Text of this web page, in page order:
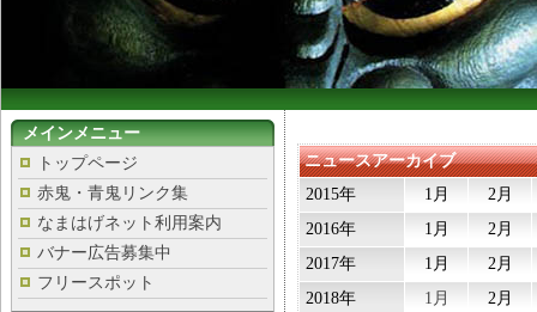
メインメニュー
トップページ
赤鬼・青鬼リンク集
なまはげネット利用案内
バナー広告募集中
フリースポット
ニュースアーカイブ
2015年
1月
2月
2016年
1月
2月
2017年
1月
2月
2018年
1月
2月